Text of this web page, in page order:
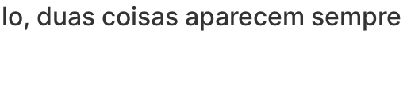
duas coisas aparecem sempre